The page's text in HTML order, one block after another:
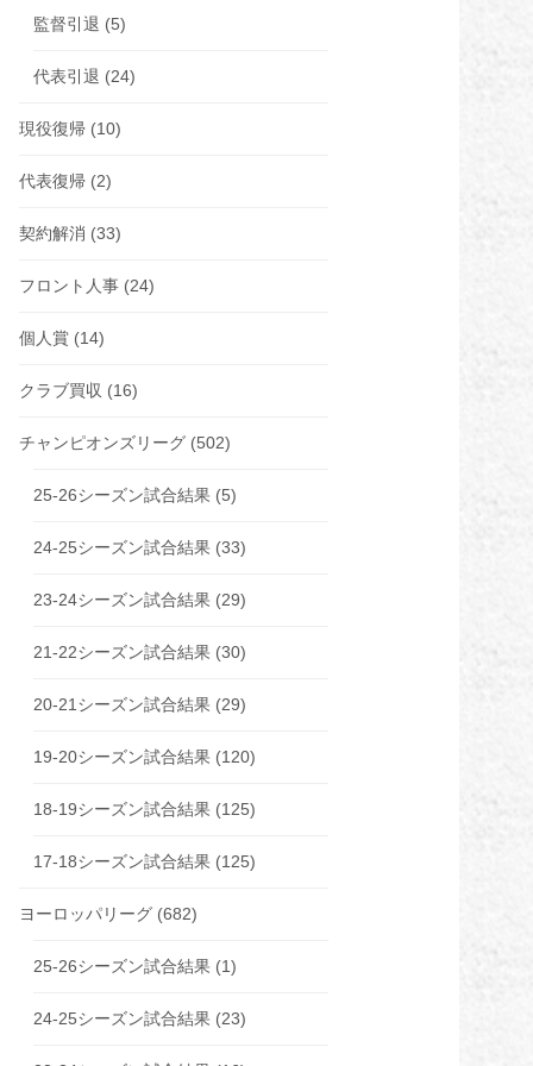
監督引退 (5)
代表引退 (24)
現役復帰 (10)
代表復帰 (2)
契約解消 (33)
フロント人事 (24)
個人賞 (14)
クラブ買収 (16)
チャンピオンズリーグ (502)
25-26シーズン試合結果 (5)
24-25シーズン試合結果 (33)
23-24シーズン試合結果 (29)
21-22シーズン試合結果 (30)
20-21シーズン試合結果 (29)
19-20シーズン試合結果 (120)
18-19シーズン試合結果 (125)
17-18シーズン試合結果 (125)
ヨーロッパリーグ (682)
25-26シーズン試合結果 (1)
24-25シーズン試合結果 (23)